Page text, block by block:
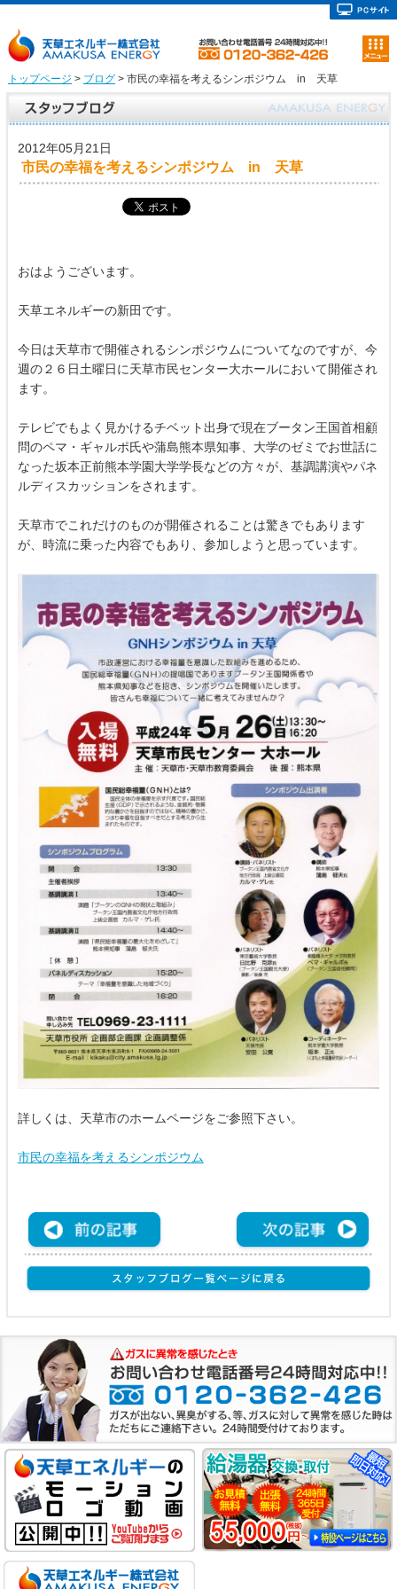
トップページ > ブログ> 市民の幸福を考えるシンポジウム in 天草
2012年05月21日
市民の幸福を考えるシンポジウム in 天草
おはようございます。
天草エネルギーの新田です。
今日は天草市で開催されるシンポジウムについてなのですが、今
週の２６日土曜日に天草市民センター大ホールにおいて開催され
ます。
テレビでもよく見かけるチベット出身で現在ブータン王国首相顧
問のペマ・ギャルポ氏や蒲島熊本県知事、大学のゼミでお世話に
なった坂本正前熊本学園大学学長などの方々が、基調講演やパネ
ルディスカッションをされます。
天草市でこれだけのものが開催されることは驚きでもあります
が、時流に乗った内容でもあり、参加しようと思っています。
詳しくは、天草市のホームページをご参照下さい。
市民の幸福を考えるシンポジウム